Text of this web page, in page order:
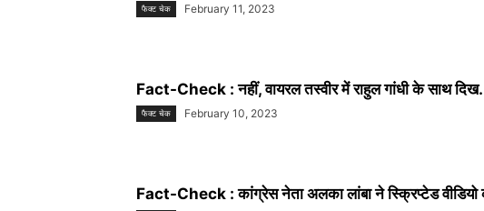
फैक्ट चेक February 11, 2023
Fact-Check : नहीं, वायरल तस्वीर में राहुल गांधी के साथ
फैक्ट चेक February 10, 2023
Fact-Check : कांग्रेस नेता अलका लांबा ने स्क्रिप्टेड वीडियो